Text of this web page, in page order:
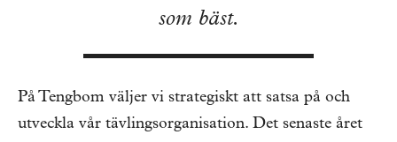
som bäst.
På Tengbom väljer vi strategiskt att satsa på och
utveckla vår tävlingsorganisation. Det senaste året